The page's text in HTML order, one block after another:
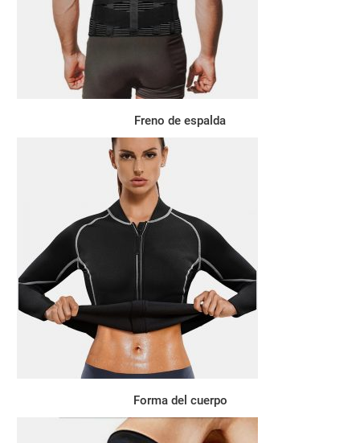
Freno de espalda
Forma del cuerpo